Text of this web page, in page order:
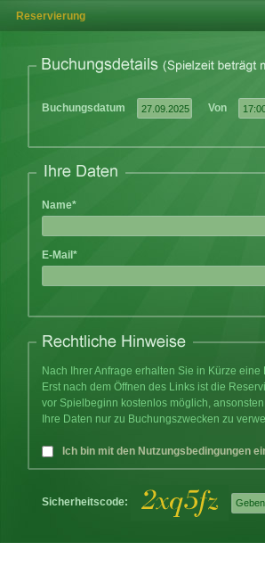
Reservierung
Buchungsdatum Von
Name*
E-Mail*
Nach Ihrer Anfrage erhalten Sie in Kürze
Erst nach dem Öffnen des Links ist die
vor Spielbeginn kostenlos möglich,
Ihre Daten nur zu Buchungszwecken zu
Ich bin mit den Nutzungsbedingungen
Sicherheitscode: